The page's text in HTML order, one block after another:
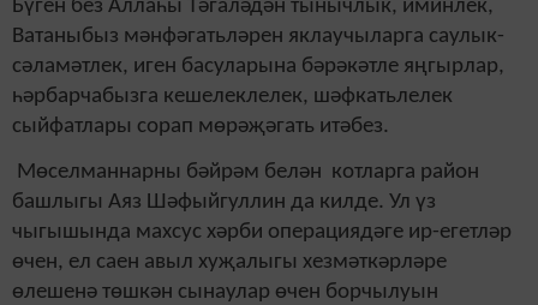
Бүген без Аллаһы Тәгаләдән тынычлык, иминлек,
Ватаныбыз мәнфәгатьләрен яклаучыларга саулык-
сәламәтлек, иген басуларына бәрәкәтле яңгырлар,
һәрбарчабызга кешелеклелек, шәфкатьлелек
сыйфатлары сорап мөрәҗәгать итәбез.
Мөселманнарны бәйрәм белән котларга район
башлыгы Аяз Шәфыйгуллин да килде. Ул үз
чыгышында махсус хәрби операциядәге ир-егетләр
өчен, ел саен авыл хуҗалыгы хезмәткәрләре
өлешенә төшкән сынаулар өчен борчылуын